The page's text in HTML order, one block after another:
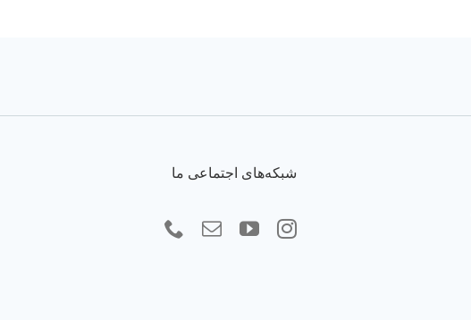
شبکه‌های اجتماعی ما